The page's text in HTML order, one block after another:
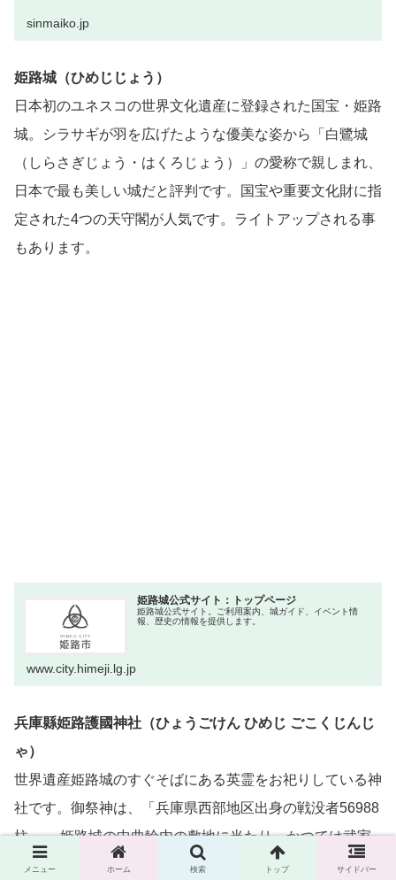
sinmaiko.jp
姫路城（ひめじじょう）
日本初のユネスコの世界文化遺産に登録された国宝・姫路
城。シラサギが羽を広げたような優美な姿から「白鷺城
（しらさぎじょう・はくろじょう）」の愛称で親しまれ、
日本で最も美しい城だと評判です。国宝や重要文化財に指
定された4つの天守閣が人気です。ライトアップされる事
もあります。
姫路城公式サイト：トップページ
姫路城公式サイト。ご利用案内、城ガイド、イベント情
報、歴史の情報を提供します。
www.city.himeji.lg.jp
兵庫縣姫路護國神社（ひょうごけん ひめじ ごこくじんじ
ゃ）
世界遺産姫路城のすぐそばにある英霊をお祀りしている神
社です。御祭神は、「兵庫県西部地区出身の戦没者56988
柱」 。姫路城の中曲輪内の敷地に当たり、かつては武家
屋敷でした。愛国者の皆さんはぜひ参拝したい神社です。
メニュー ホーム 検索 トップ サイドバー